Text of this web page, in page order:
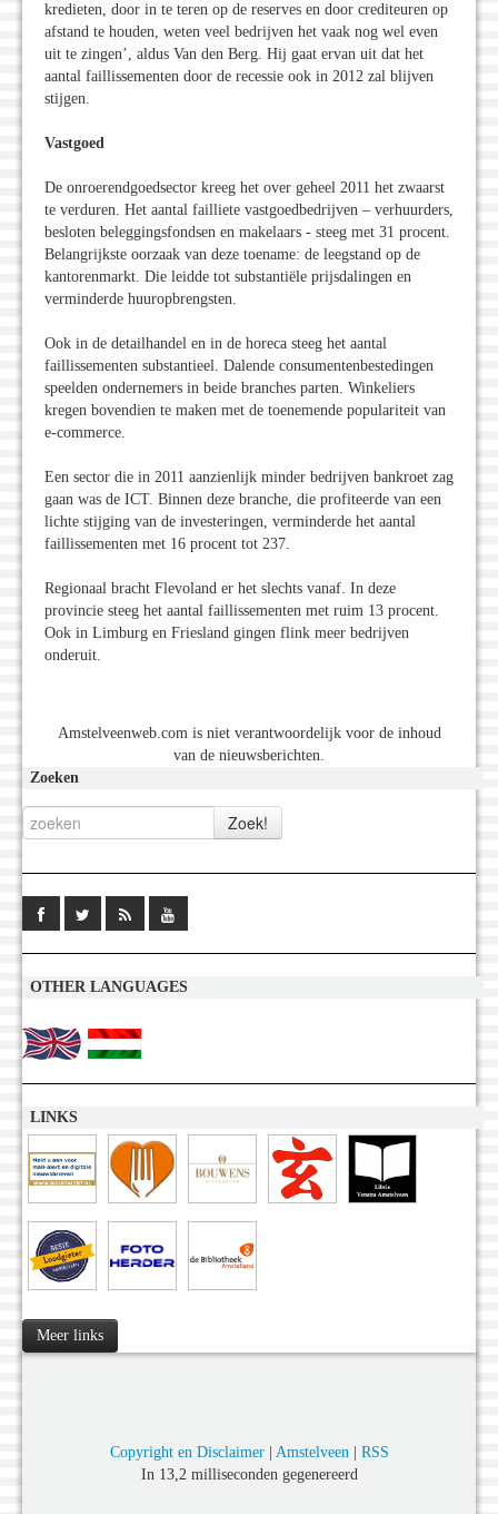
kredieten, door in te teren op de reserves en door crediteuren op
afstand te houden, weten veel bedrijven het vaak nog wel even
uit te zingen’, aldus Van den Berg. Hij gaat ervan uit dat het
aantal faillissementen door de recessie ook in 2012 zal blijven
stijgen.
Vastgoed
De onroerendgoedsector kreeg het over geheel 2011 het zwaarst
te verduren. Het aantal failliete vastgoedbedrijven – verhuurders,
besloten beleggingsfondsen en makelaars - steeg met 31 procent.
Belangrijkste oorzaak van deze toename: de leegstand op de
kantorenmarkt. Die leidde tot substantiële prijsdalingen en
verminderde huuropbrengsten.
Ook in de detailhandel en in de horeca steeg het aantal
faillissementen substantieel. Dalende consumentenbestedingen
speelden ondernemers in beide branches parten. Winkeliers
kregen bovendien te maken met de toenemende populariteit van
e-commerce.
Een sector die in 2011 aanzienlijk minder bedrijven bankroet zag
gaan was de ICT. Binnen deze branche, die profiteerde van een
lichte stijging van de investeringen, verminderde het aantal
faillissementen met 16 procent tot 237.
Regionaal bracht Flevoland er het slechts vanaf. In deze
provincie steeg het aantal faillissementen met ruim 13 procent.
Ook in Limburg en Friesland gingen flink meer bedrijven
onderuit.
Amstelveenweb.com is niet verantwoordelijk voor de inhoud
van de nieuwsberichten.
Zoeken
OTHER LANGUAGES
LINKS
Meer links
Copyright en Disclaimer| Amstelveen| RSS
In 13,2 milliseconden gegenereerd